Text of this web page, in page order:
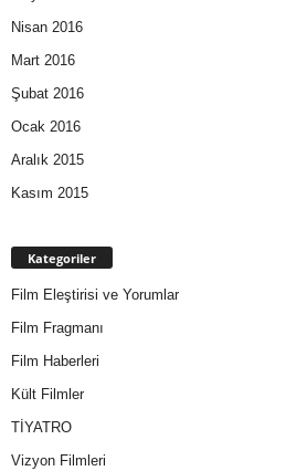
Nisan 2016
Mart 2016
Şubat 2016
Ocak 2016
Aralık 2015
Kasım 2015
Kategoriler
Film Eleştirisi ve Yorumlar
Film Fragmanı
Film Haberleri
Kült Filmler
TİYATRO
Vizyon Filmleri